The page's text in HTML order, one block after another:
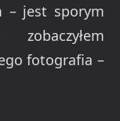
– jest sporym
fotografia –